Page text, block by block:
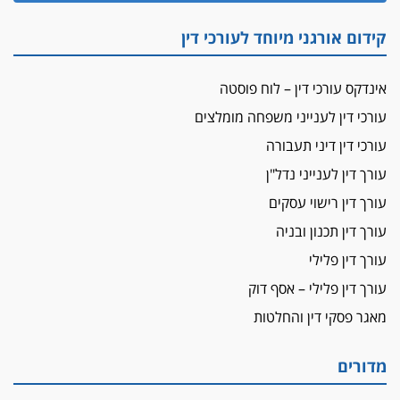
ראו הוזהרתם
הפרקליטות מקדמת הפללת עורכי דין "קונסילייריז"
בחוק המאבק בארגוני פשיעה
משרות אמון
יו"ר מחוז ת"א משבץ עובדות שלו למינוי דייני בית
הדין למשמעת
האופנוע חזר הביתה
עו"ד גיל פרידמן והרפתקאות אופנוע השטח שלו
הזכות לטנף
זוכה עורך-דין שהשווה את ברק לסינוואר ואת
"הבמות של קפלן" לחמאס
מאסר לעורך הדין
מאסר בפועל לעו"ד מהצפון שהגיש תביעות
פיקטיביות בשם פלסטינים
ביה"ד המשמעתי ביטל השעיה לצמיתות של
עורכת-דין שהביעה שמחה ב-7 באוקטובר
קידום אורגני מיוחד לעורכי דין
אינדקס עורכי דין – לוח פוסטה
עורכי דין לענייני משפחה מומלצים
עורכי דין דיני תעבורה
עורך דין לענייני נדל"ן
עורך דין רישוי עסקים
עורך דין תכנון ובניה
עורך דין פלילי
עורך דין פלילי – אסף דוק
מאגר פסקי דין והחלטות
מדורים